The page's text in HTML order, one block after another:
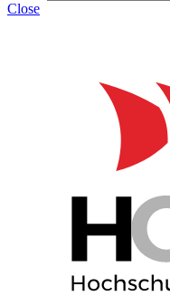
Close